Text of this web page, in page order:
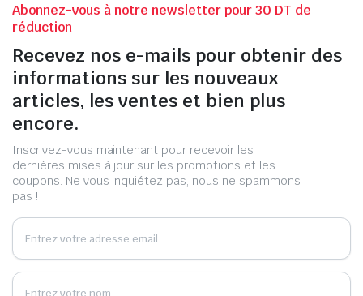
Abonnez-vous à notre newsletter pour 30 DT de
réduction
Recevez nos e-mails pour obtenir des
informations sur les nouveaux
articles, les ventes et bien plus
encore.
Inscrivez-vous maintenant pour recevoir les
dernières mises à jour sur les promotions et les
coupons. Ne vous inquiétez pas, nous ne spammons
pas !